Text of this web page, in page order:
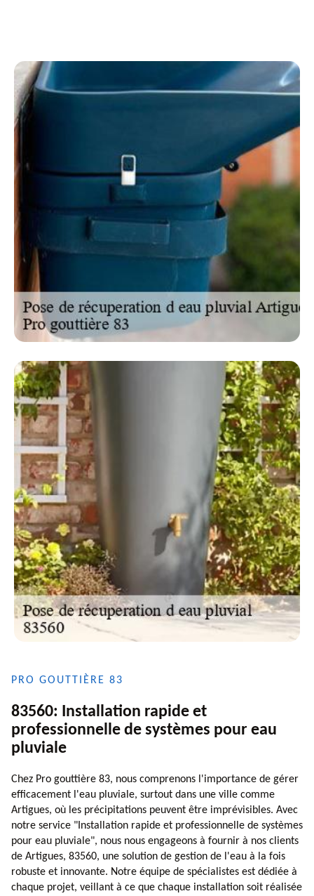
PRO GOUTTIÈRE 83
83560: Installation rapide et
professionnelle de systèmes pour eau
pluviale
Chez Pro gouttière 83, nous comprenons l'importance de gérer
efficacement l'eau pluviale, surtout dans une ville comme
Artigues, où les précipitations peuvent être imprévisibles. Avec
notre service "Installation rapide et professionnelle de systèmes
pour eau pluviale", nous nous engageons à fournir à nos clients
de Artigues, 83560, une solution de gestion de l'eau à la fois
robuste et innovante. Notre équipe de spécialistes est dédiée à
chaque projet, veillant à ce que chaque installation soit réalisée